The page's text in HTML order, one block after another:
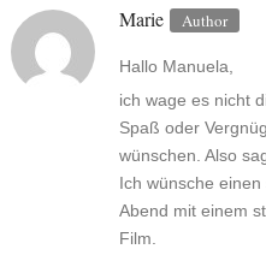
Marie
Hallo Manuela,
ich wage es nicht
Spaß oder
wünschen. Also
Ich wünsche einen
Abend mit einem
Film.